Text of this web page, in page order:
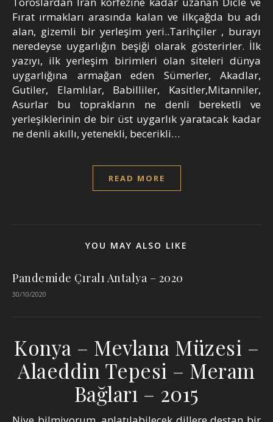
Fırat ırmakları arasında kalan ve ilkçağda bu adı
alan, gizemli bir yerleşim yeri..Tarihçiler , burayı
neredeyse uygarlığın beşiği olarak gösterirler. İlk
yazıyı, ilk yerleşim birimleri olan siteleri dünya
uygarlığına armağan eden Sümerler, Akadlar,
Gutiler, Elamlılar, Babilliler, Kasitler,Mitanniler,
Asurlar bu toprakların ne denli bereketli ve
yerleşiklerinin de bir üst uygarlık yaratacak kadar
ne denli akıllı, yetenekli, becerikli…
READ MORE
YOU MAY ALSO LIKE
Pandemide Çıralı Antalya – 2020
30/10/2020
Konya – Mevlana Müzesi –
Alaeddin Tepesi – Meram
Bağları – 2015